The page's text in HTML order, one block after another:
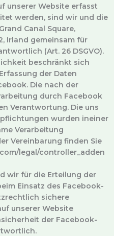
unserer Website erfasst
werden, sind wir und die
Canal Square,
Irland gemeinsam für
(Art. 26 DSGVO).
beschränkt sich
der Daten
Die nach der
durch Facebook
Verantwortung. Die uns
wurden ineiner
Verarbeitung
Vereinbarung finden Sie
legal/controller_adden
wir für die Erteilung der
Einsatz des Facebook-
sichere
unserer Website
der Facebook-